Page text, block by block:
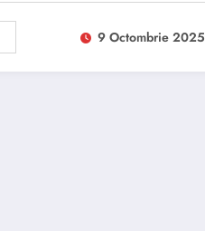
9 Octombrie 2025